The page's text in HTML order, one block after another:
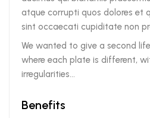
atque corrupti quos dolores et
sint occaecati cupiditate non
We wanted to give a second
where each plate is different,
irregularities…
Benefits